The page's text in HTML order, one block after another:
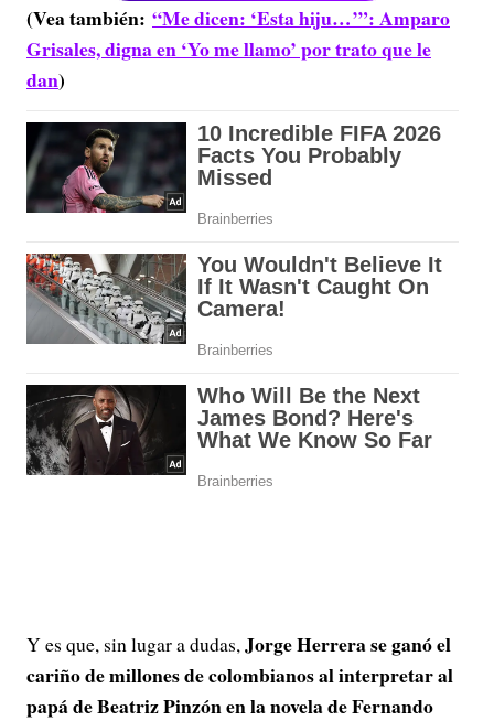
(Vea también: “Me dicen: ‘Esta hiju…’”: Amparo
Grisales, digna en ‘Yo me llamo’ por trato que le
dan)
Y es que, sin lugar a dudas,Jorge Herrera se ganó el
cariño de millones de colombianos al interpretar al
papá de Beatriz Pinzón en la novela de Fernando